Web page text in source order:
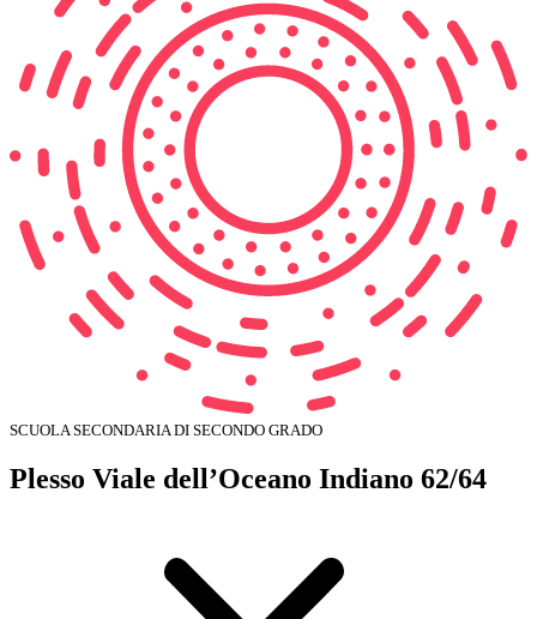
SCUOLA SECONDARIA DI SECONDO GRADO
Plesso Viale dell’Oceano Indiano 62/64